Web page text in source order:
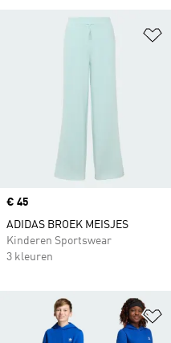
Price
€ 45
ADIDAS BROEK MEISJES
Kinderen Sportswear
3 kleuren